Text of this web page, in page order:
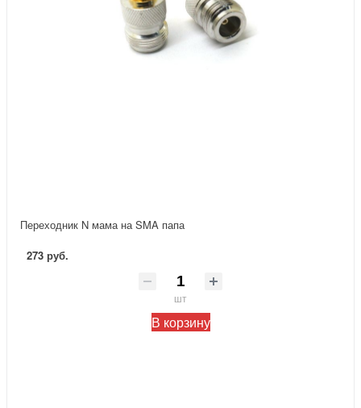
Переходник N мама на SMA папа
273 руб.
шт
В корзину